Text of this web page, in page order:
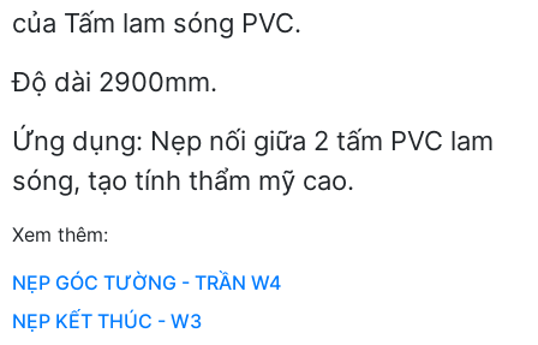
của Tấm lam sóng PVC.
Độ dài 2900mm.
Ứng dụng: Nẹp nối giữa 2 tấm PVC lam
sóng, tạo tính thẩm mỹ cao.
Xem thêm:
NẸP GÓC TƯỜNG - TRẦN W4
NẸP KẾT THÚC - W3